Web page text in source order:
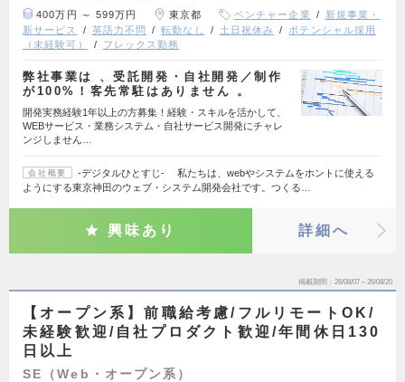
400万円 ～ 599万円 東京都 ベンチャー企業
新規事業・
新サービス
英語力不問 転勤なし 土日祝休み
ポテンシャル採用
（未経験可）
フレックス勤務
弊社事業は 、受託開発・⾃社開発／制作
が100%！客先常駐はありません 。
開発実務経験1年以上の方募集！経験・スキルを活かして、
WEBサービス・業務システム・自社サービス開発にチャレ
ンジしません…
会社概要
‐デジタルひとすじ‐ 私たちは、webやシステムをホントに使える
ようにする東京神田のウェブ・システム開発会社です。つくる…
興味あり 詳細へ
掲載期間 26/08/07～26/08/20
【オープン系】前職給考慮/フルリモートOK/
未経験歓迎/自社プロダクト歓迎/年間休日130
日以上
SE（Web・オープン系）